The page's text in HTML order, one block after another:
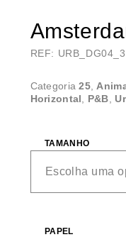
REF:
Categoria25,
Horizontal
P&B
TAMANHO
PAPEL